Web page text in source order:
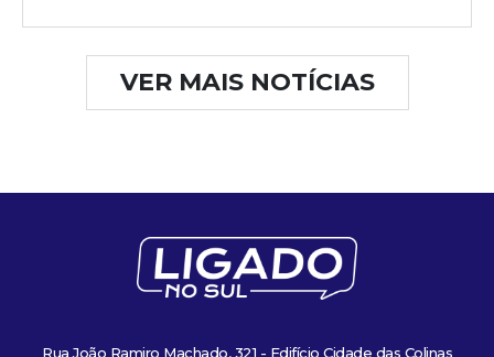
VER MAIS NOTÍCIAS
Rua João Ramiro Machado, 321 - Edifício Cidade das Colinas